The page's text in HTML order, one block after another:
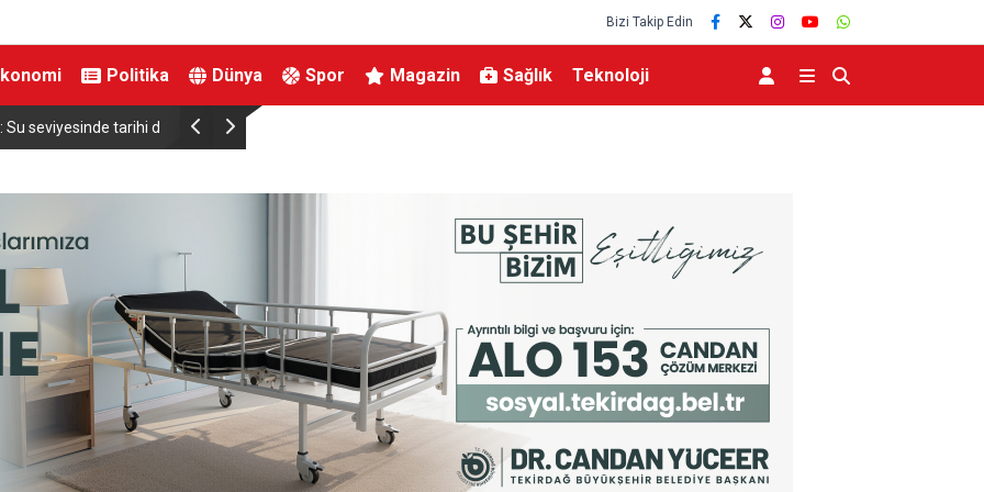
Bizi Takip Edin
Politika Dünya Spor Magazin Sağlık Teknoloji
tarihi düşüş Uludağ’da çıkan orman yangını söndürüldü